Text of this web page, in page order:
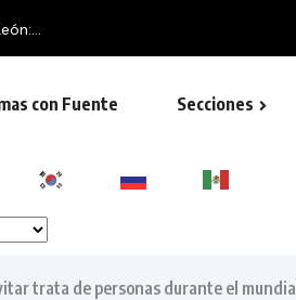
con Fuente Secciones
trata de personas durante el mundial